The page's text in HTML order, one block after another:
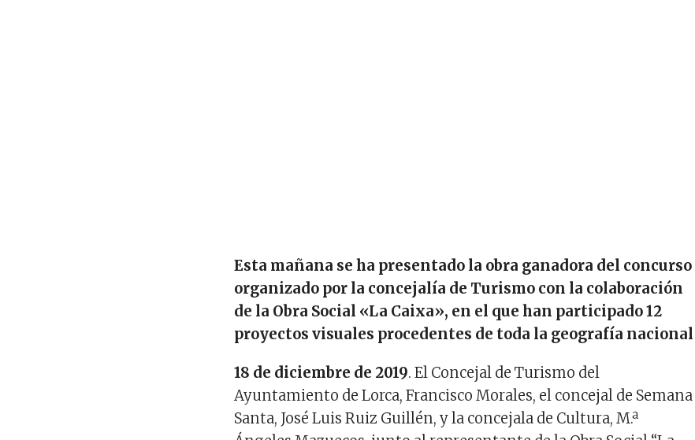
Esta mañana se ha presentado la obra ganadora del concurso
organizado por la concejalía de Turismo con la colaboración
de la Obra Social «La Caixa», en el que han participado 12
proyectos visuales procedentes de toda la geografía nacional
18 de diciembre de 2019. El Concejal de Turismo del
Ayuntamiento de Lorca, Francisco Morales, el concejal de Semana
Santa, José Luis Ruiz Guillén, y la concejala de Cultura, M.ª